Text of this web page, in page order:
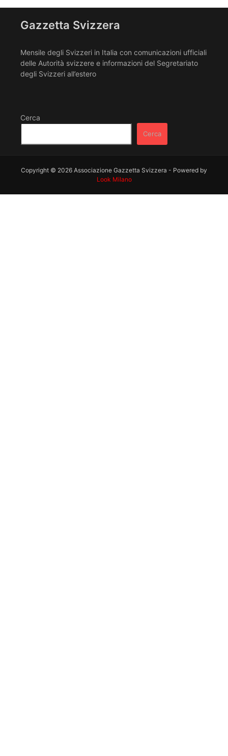
Gazzetta Svizzera
Mensile degli Svizzeri in Italia con comunicazioni ufficiali
delle Autorità svizzere e informazioni del Segretariato
degli Svizzeri all’estero
Cerca
Cerca
Copyright © 2026 Associazione Gazzetta Svizzera - Powered by
Look Milano